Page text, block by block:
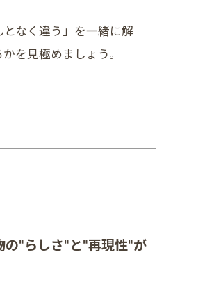
なく違う」を一緒に解
を見極めましょう。
“らしさ”と“再現性”が